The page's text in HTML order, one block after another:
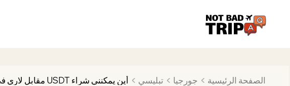
الصفحة الرئيسية جورجيا تبليسي أين يمكنني شراء USDT مقابل لاري في تبليسي الآن؟